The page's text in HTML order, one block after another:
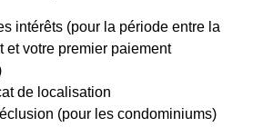
intérêts (pour la période entre la
et votre premier paiement
de localisation
(pour les condominiums)